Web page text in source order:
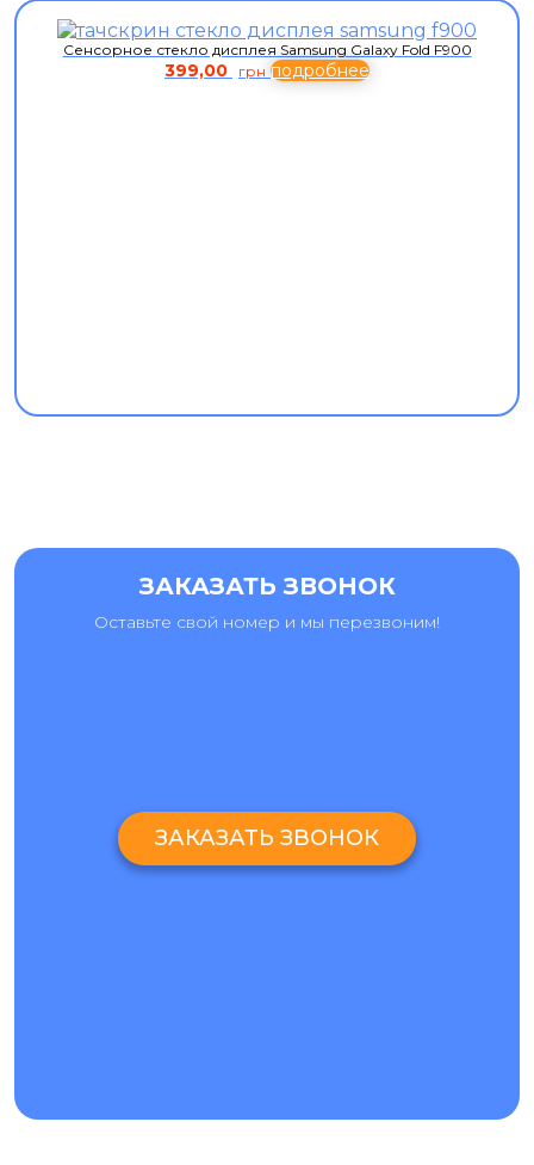
Сенсорное стекло дисплея Samsung Galaxy Fold F900
399,00 грн подробнее
ЗАКАЗАТЬ ЗВОНОК
Оставьте свой номер и мы перезвоним!
ЗАКАЗАТЬ ЗВОНОК